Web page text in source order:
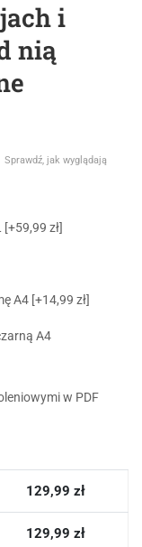
i
nią
Sprawdź, jak wyglądają
[+59,99 zł]
A4 [+14,99 zł]
A4
w PDF
129,99 zł
129,99 zł